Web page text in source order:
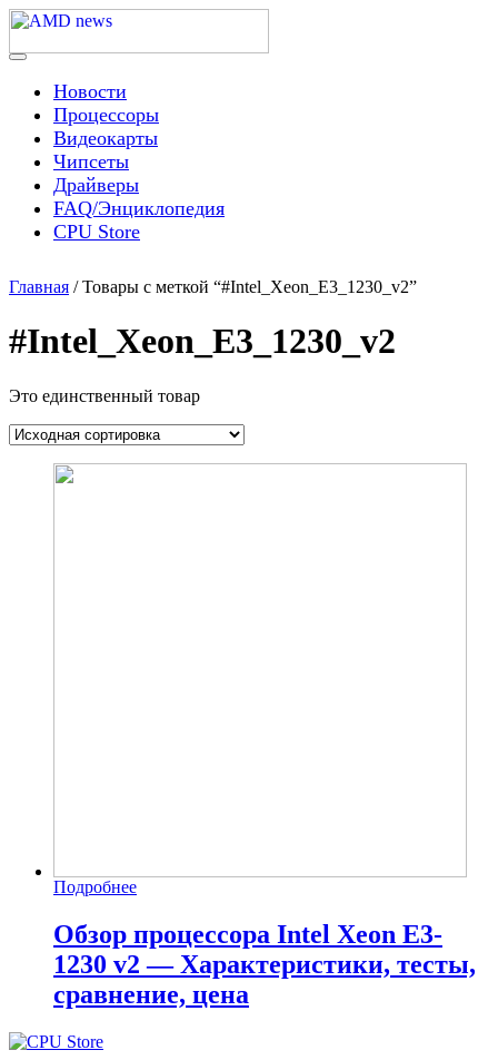
Skip
content
AMD news
Menu
Новости
Процессоры
Видеокарты
Чипсеты
Драйверы
FAQ/Энциклопедия
CPU Store
Главная / Товары с меткой “#Intel_Xeon_E3_1230_v2”
#Intel_Xeon_E3_1230_v2
Это единственный товар
Подробнее
Обзор процессора Intel Xeon E3-
1230 v2 — Характеристики, тесты,
сравнение, цена